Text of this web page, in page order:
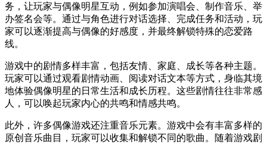
务，让玩家与偶像明星互动，例如参加演唱会、制作音乐、举
办签名会等。通过与角色进行对话选择、完成任务和活动，玩
家可以逐渐提高与偶像的好感度，并最终解锁特殊的恋爱路
线。
游戏中的剧情多样丰富，包括友情、家庭、成长等各种主题。
玩家可以通过观看剧情动画、阅读对话文本等方式，身临其境
地体验偶像明星的日常生活和成长历程。这些剧情往往非常感
人，可以唤起玩家内心的共鸣和情感共鸣。
此外，许多偶像游戏还注重音乐元素。游戏中会有丰富多样的
原创音乐曲目，玩家可以收集和解锁不同的歌曲。随着游戏剧